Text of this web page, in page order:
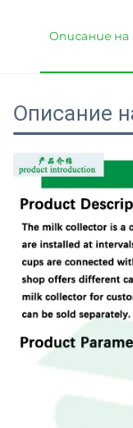
Описание
Описание